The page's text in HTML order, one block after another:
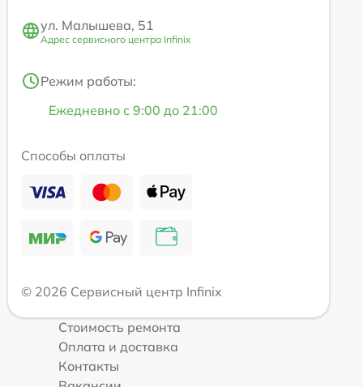
ул. Малышева, 51
Адрес сервисного центра Infinix
Режим работы:
Ежедневно с 9:00 до 21:00
Способы оплаты
© 2026 Сервисный центр Infinix
Стоимость ремонта
Оплата и доставка
Контакты